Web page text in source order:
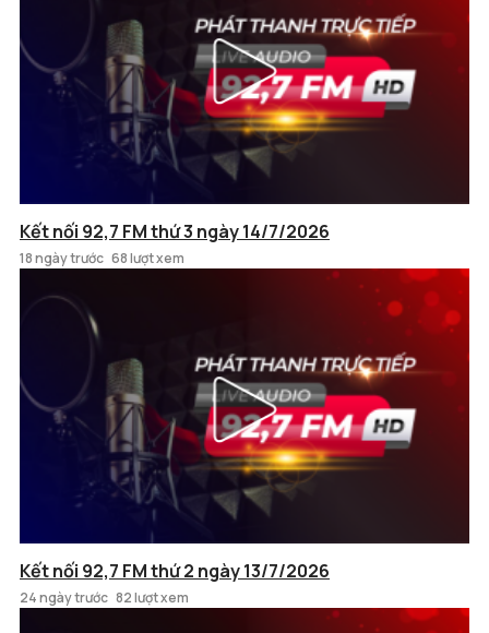
Kết nối 92,7 FM thứ 3 ngày 14/7/2026
18 ngày trước 68 lượt xem
Kết nối 92,7 FM thứ 2 ngày 13/7/2026
24 ngày trước 82 lượt xem